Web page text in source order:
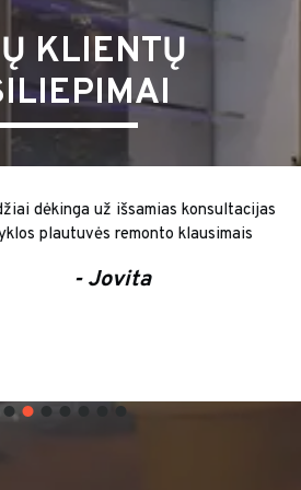
KLIENTŲ
dėkinga už išsamias konsultacijas
plautuvės remonto klausimais
- Jovita